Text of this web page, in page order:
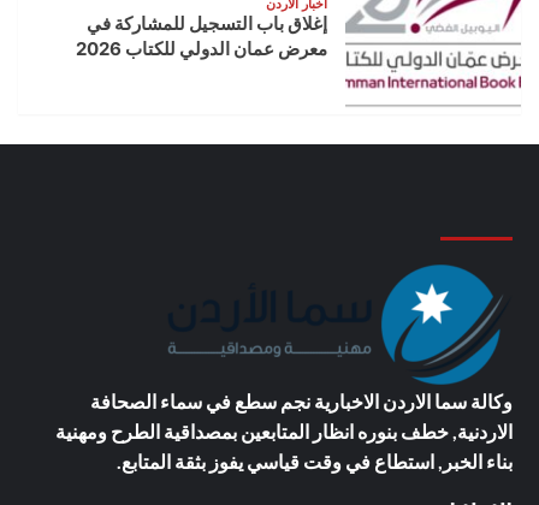
اخبار الاردن
إغلاق باب التسجيل للمشاركة في
معرض عمان الدولي للكتاب 2026
وكالة سما الاردن الاخباريةنجم سطع في سماء الصحافة
الاردنية, خطف بنوره انظار المتابعين بمصداقية الطرح ومهنية
بناء الخبر, استطاع في وقت قياسي يفوز بثقة المتابع.